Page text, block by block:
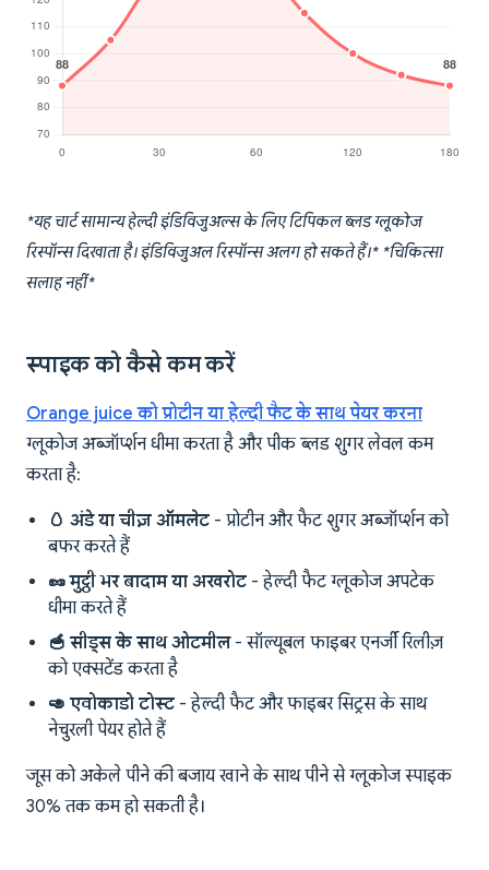
*यह चार्ट सामान्य हेल्दी इंडिविजुअल्स के लिए टिपिकल ब्लड ग्लूकोज
रिस्पॉन्स दिखाता है। इंडिविजुअल रिस्पॉन्स अलग हो सकते हैं।* *चिकित्सा
सलाह नहीं*
स्पाइक को कैसे कम करें
Orange juice को प्रोटीन या हेल्दी फैट के साथ पेयर करना
ग्लूकोज अब्जॉर्प्शन धीमा करता है और पीक ब्लड शुगर लेवल कम
करता है:
🥚 अंडे या चीज़ ऑमलेट - प्रोटीन और फैट शुगर अब्जॉर्प्शन को
बफर करते हैं
🥜 मुट्ठी भर बादाम या अखरोट - हेल्दी फैट ग्लूकोज अपटेक
धीमा करते हैं
🥣 सीड्स के साथ ओटमील- सॉल्यूबल फाइबर एनर्जी रिलीज़
को एक्सटेंड करता है
🥑 एवोकाडो टोस्ट - हेल्दी फैट और फाइबर सिट्रस के साथ
नेचुरली पेयर होते हैं
जूस को अकेले पीने की बजाय खाने के साथ पीने से ग्लूकोज स्पाइक
30% तक कम हो सकती है।